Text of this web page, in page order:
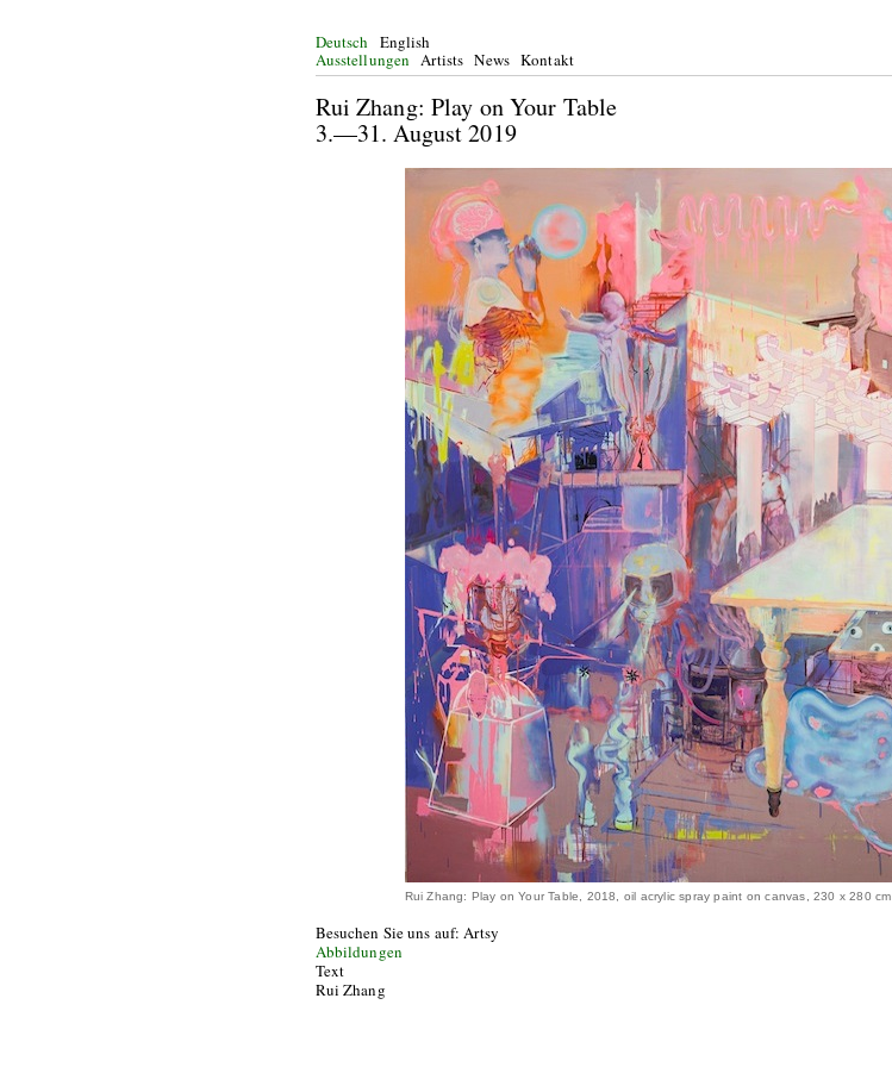
Deutsch
English
Ausstellungen Artists News Kontakt
Rui Zhang: Play on Your Table
3.—31. August 2019
Rui Zhang: Play on Your Table, 2018, oil acrylic spray paint on canvas, 230 x 280 cm
Besuchen Sie uns auf: Artsy
Abbildungen
Text
Rui Zhang